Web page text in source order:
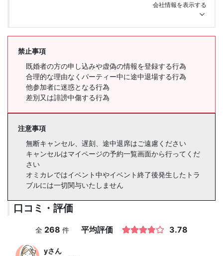
会社情報を表示する
禁止事項
既婚者の方の申し込みや虚偽の情報を登録する行為
合理的な理由なくパーティー中に途中退場する行為
他参加者に迷惑となる行為
差別又は誹謗中傷する行為
注意事項
無断キャンセル、遅刻、途中退席はご遠慮ください
キャンセルはマイページの予約一覧画面から行ってくだ
さい
オミカレではイベント中やイベント終了後発生したトラ
ブルには一切関与いたしません
口コミ・評価
全 268 件 平均評価 3.78
yさん